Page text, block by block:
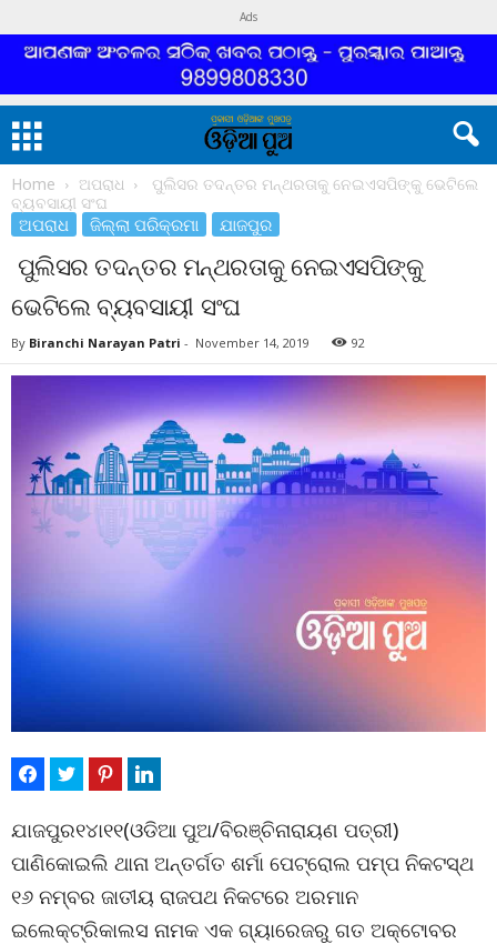
Ads
Home ଅପରାଧ
ପୁଲିସର ତଦନ୍ତର ମନ୍ଥରତାକୁ ନେଇଏସପିଙ୍କୁ ଭେଟିଲେ
ବ୍ୟବସାୟୀ ସଂଘ
ଅପରାଧ ଜିଲ୍ଲା ପରିକ୍ରମା ଯାଜପୁର
ପୁଲିସର ତଦନ୍ତର ମନ୍ଥରତାକୁ ନେଇଏସପିଙ୍କୁ
ଭେଟିଲେ ବ୍ୟବସାୟୀ ସଂଘ
By Biranchi Narayan Patri - November 14, 2019 92
ଯାଜପୁର୧୪ା୧୧(ଓଡିଆ ପୁଅ/ବିରଞ୍ଚିନାରାୟଣ ପତ୍ରୀ)
ପାଣିକୋଇଲି ଥାନା ଅନ୍ତର୍ଗତ ଶର୍ମା ପେଟ୍ରୋଲ ପମ୍ପ ନିକଟସ୍ଥ
୧୬ ନମ୍ବର ଜାତୀୟ ରାଜପଥ ନିକଟରେ ଅରମାନ
ଇଲେକ୍ଟ୍ରିକାଲସ ନାମକ ଏକ ଗ୍ୟାରେଜରୁ ଗତ ଅକ୍ଟୋବର